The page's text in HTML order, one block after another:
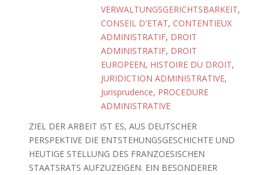
VERWALTUNGSGERICHTSBARKEIT,
CONSEIL D'ETAT, CONTENTIEUX
ADMINISTRATIF, DROIT
ADMINISTRATIF, DROIT
EUROPEEN, HISTOIRE DU DROIT,
JURIDICTION ADMINISTRATIVE,
Jurisprudence, PROCEDURE
ADMINISTRATIVE
ZIEL DER ARBEIT IST ES, AUS DEUTSCHER
PERSPEKTIVE DIE ENTSTEHUNGSGESCHICHTE UND
HEUTIGE STELLUNG DES FRANZOESISCHEN
STAATSRATS AUFZUZEIGEN. EIN BESONDERER